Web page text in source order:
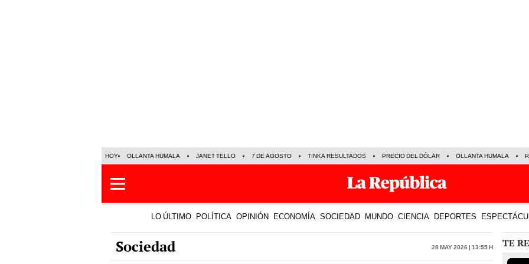
HOY OLLANTA HUMALA JANET TELLO 7 DE AGOSTO TINKA RESULTADOS PRECIO DEL DÓLAR OLLANTA HUMALA
LO ÚLTIMO POLÍTICA OPINIÓN ECONOMÍA SOCIEDAD MUNDO CIENCIA DEPORTES
Sociedad 28 May 2026 | 13:55 h TE